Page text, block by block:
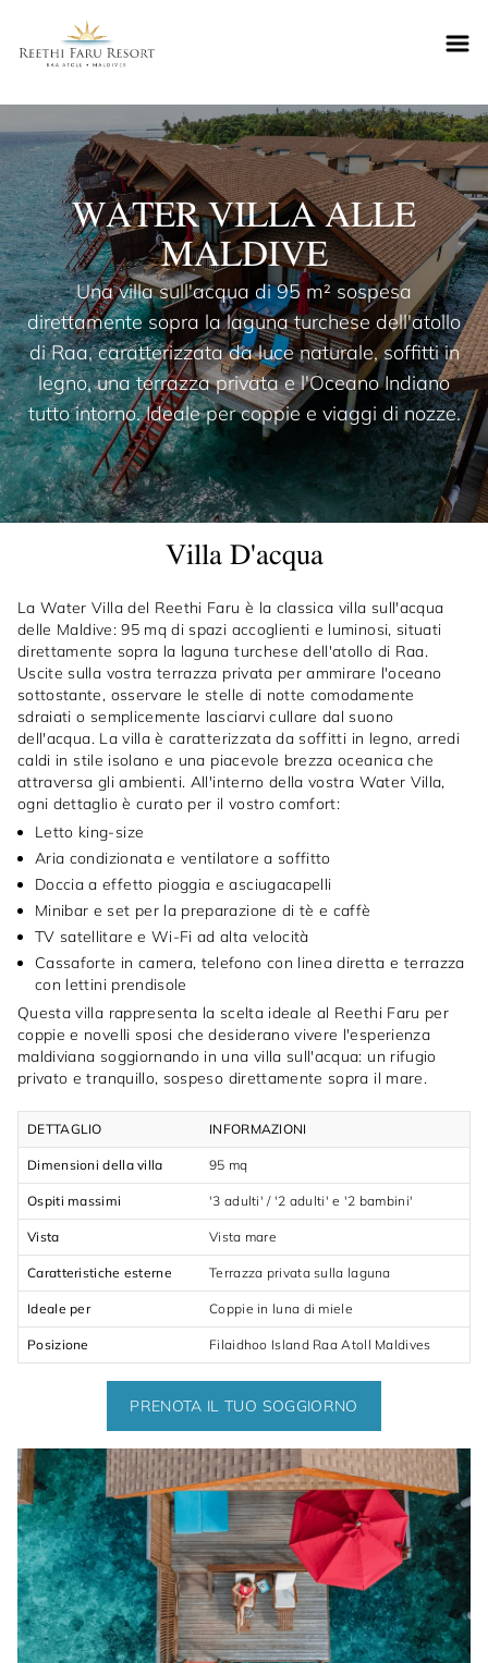
Reethifaru home
WATER VILLA ALLE
MALDIVE
Una villa sull'acqua di 95 m² sospesa
direttamente sopra la laguna turchese dell'atollo
di Raa, caratterizzata da luce naturale, soffitti in
legno, una terrazza privata e l'Oceano Indiano
tutto intorno. Ideale per coppie e viaggi di nozze.
Villa D'acqua
La Water Villa del Reethi Faru è la classica villa sull'acqua
delle Maldive: 95 mq di spazi accoglienti e luminosi, situati
direttamente sopra la laguna turchese dell'atollo di Raa.
Uscite sulla vostra terrazza privata per ammirare l'oceano
sottostante, osservare le stelle di notte comodamente
sdraiati o semplicemente lasciarvi cullare dal suono
dell'acqua. La villa è caratterizzata da soffitti in legno, arredi
caldi in stile isolano e una piacevole brezza oceanica che
attraversa gli ambienti. All'interno della vostra Water Villa,
ogni dettaglio è curato per il vostro comfort:
Letto king-size
Aria condizionata e ventilatore a soffitto
Doccia a effetto pioggia e asciugacapelli
Minibar e set per la preparazione di tè e caffè
TV satellitare e Wi-Fi ad alta velocità
Cassaforte in camera, telefono con linea diretta e terrazza
con lettini prendisole
Questa villa rappresenta la scelta ideale al Reethi Faru per
coppie e novelli sposi che desiderano vivere l'esperienza
maldiviana soggiornando in una villa sull'acqua: un rifugio
privato e tranquillo, sospeso direttamente sopra il mare.
DETTAGLIO INFORMAZIONI
Dimensioni della villa 95 mq
Ospiti massimi '3 adulti' / '2 adulti' e '2 bambini'
Vista Vista mare
Caratteristiche esterne Terrazza privata sulla laguna
Ideale per Coppie in luna di miele
Posizione Filaidhoo Island Raa Atoll Maldives
PRENOTA IL TUO SOGGIORNO